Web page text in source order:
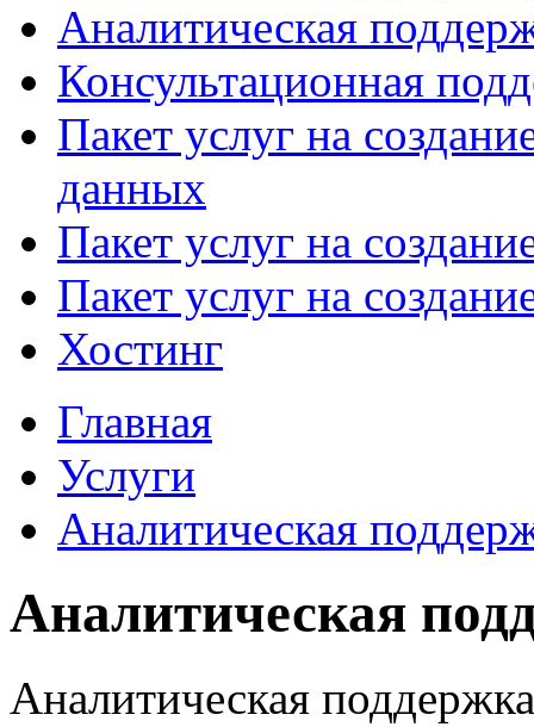
Аналитическая
Консультационная
Пакет услуг на
данных
Пакет услуг на
Пакет услуг на
Хостинг
Главная
Услуги
Аналитическая
Аналитическая
Аналитическая